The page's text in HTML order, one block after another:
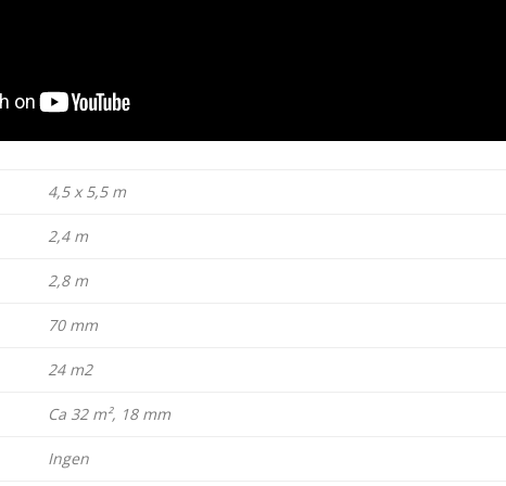
4,5 x 5,5 m
2,4 m
2,8 m
70 mm
24 m2
Ca 32 m², 18 mm
Ingen